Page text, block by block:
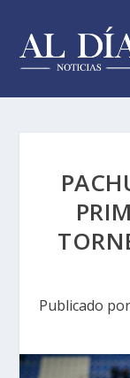
Publicado por